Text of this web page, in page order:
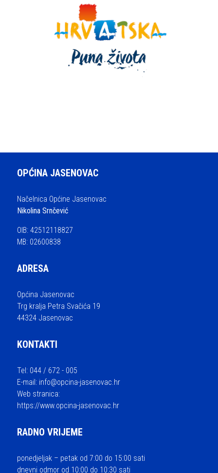
OPĆINA JASENOVAC
Načelnica Općine Jasenovac
Nikolina Srnčević
OIB: 42512118827
MB: 02600838
ADRESA
Općina Jasenovac
Trg kralja Petra Svačića 19
44324 Jasenovac
KONTAKTI
Tel: 044 / 672 - 005
E-mail: info@opcina-jasenovac.hr
Web stranica:
https://www.opcina-jasenovac.hr
RADNO VRIJEME
ponedjeljak – petak od 7:00 do 15:00 sati
dnevni odmor od 10:00 do 10:30 sati